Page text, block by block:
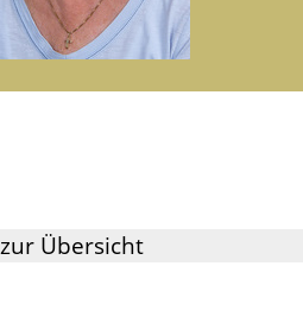
zur Übersicht